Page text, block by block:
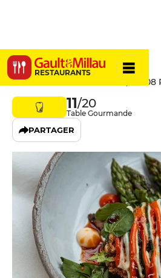
RESTAURANTS
Momen
133 Boulevard Haussmann, 75008
11/20
Table Gourmande
PARTAGER